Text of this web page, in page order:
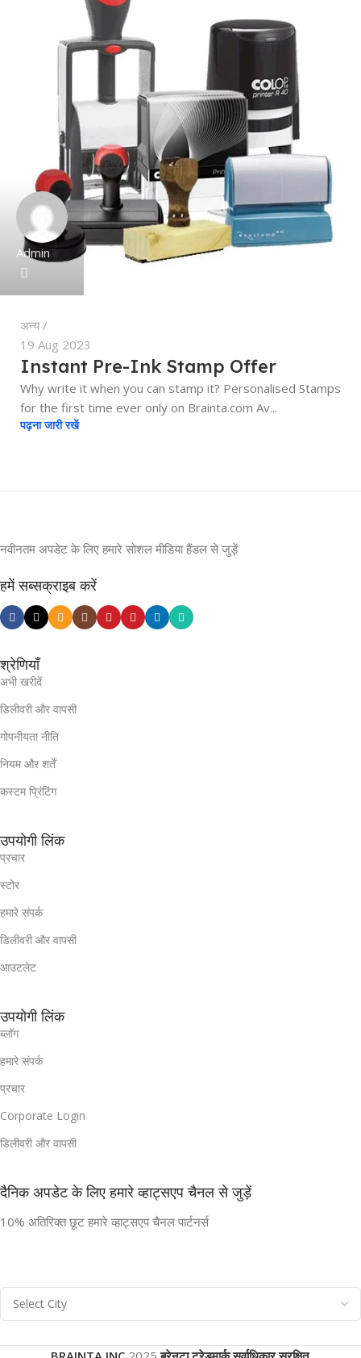
Admin
अन्य
19 Aug 2023
Instant Pre-Ink Stamp Offer
Why write it when you can stamp it? Personalised Stamps
for the first time ever only on Brainta.com Av...
पढ़ना जारी रखें
नवीनतम अपडेट के लिए हमारे सोशल मीडिया हैंडल से जुड़ें
हमें सब्सक्राइब करें
श्रेणियाँ
अभी खरीदें
डिलीवरी और वापसी
गोपनीयता नीति
नियम और शर्तें
कस्टम प्रिंटिंग
उपयोगी लिंक
प्रचार
स्टोर
हमारे संपर्क
डिलीवरी और वापसी
आउटलेट
उपयोगी लिंक
ब्लॉग
हमारे संपर्क
प्रचार
Corporate Login
डिलीवरी और वापसी
दैनिक अपडेट के लिए हमारे व्हाट्सएप चैनल से जुड़ें
10% अतिरिक्त छूट हमारे व्हाट्सएप चैनल पार्टनर्स